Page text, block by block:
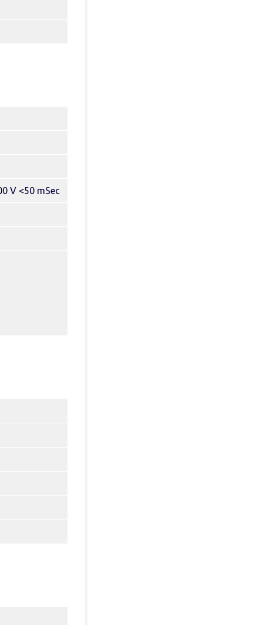
V <50 mSec